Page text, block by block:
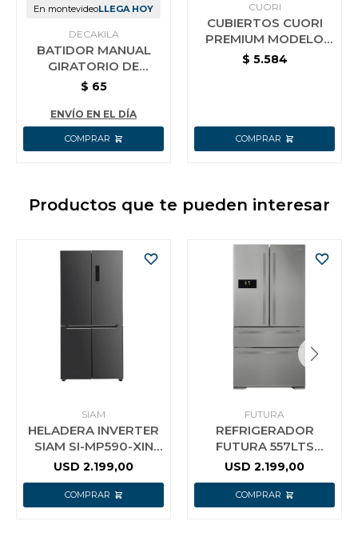
En montevideoLLEGA HOY
DECAKILA
BATIDOR MANUAL
GIRATORIO DE
COCINA AC INOX
$ 65
ENVÍO EN EL DÍA
CUORI
CUBIERTOS CUORI
PREMIUM MODELO
VITTORIA 72P-
$ 5.584
Productos que te pueden interesar
SIAM
HELADERA INVERTER
SIAM SI-MP590-XIN
532 L
USD 2.199,00
FUTURA
REFRIGERADOR
FUTURA 557LTS
INVERTER FUT-
INOX.
USD 2.199,00